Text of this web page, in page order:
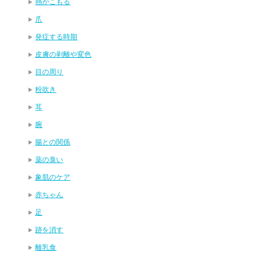
爪
発症する時期
皮膚の剥離や変色
目の周り
粉吹き
耳
腕
腸との関係
薬の臭い
象肌のケア
赤ちゃん
足
跡を消す
離乳食